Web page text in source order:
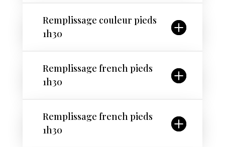
Remplissage couleur pieds
1h30
Remplissage french pieds
1h30
Remplissage french pieds
1h30